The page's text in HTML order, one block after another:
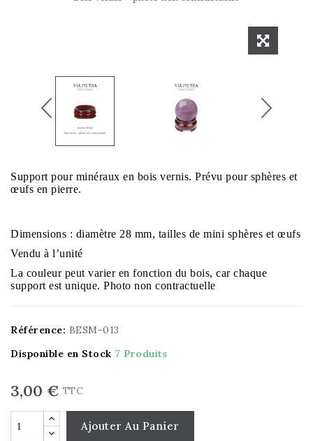
Support pour minéraux en bois vernis. Prévu pour sphères et
œufs en pierre.
Dimensions : diamètre 28 mm, tailles de mini sphères et œufs
Vendu à l’unité
La couleur peut varier en fonction du bois, car chaque
support est unique. Photo non contractuelle
Référence: BESM-013
Disponible en Stock 7 Produits
3,00 € TTC
Ajouter Au Panier